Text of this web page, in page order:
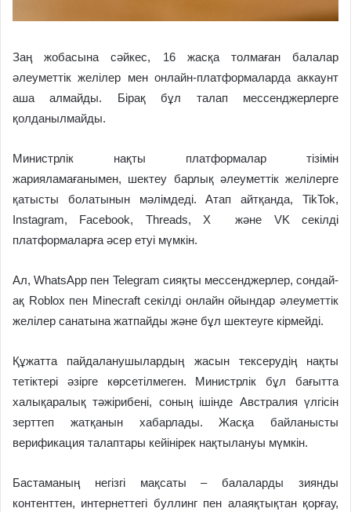
Заң жобасына сәйкес, 16 жасқа толмаған балалар
әлеуметтік желілер мен онлайн-платформаларда аккаунт
аша алмайды. Бірақ бұл талап мессенджерлерге
қолданылмайды.
Министрлік нақты платформалар тізімін
жарияламағанымен, шектеу барлық әлеуметтік желілерге
қатысты болатынын мәлімдеді. Атап айтқанда, TikTok,
Instagram, Facebook, Threads, X және VK секілді
платформаларға әсер етуі мүмкін.
Ал, WhatsApp пен Telegram сияқты мессенджерлер, сондай-
ақ Roblox пен Minecraft секілді онлайн ойындар әлеуметтік
желілер санатына жатпайды және бұл шектеуге кірмейді.
Құжатта пайдаланушылардың жасын тексерудің нақты
тетіктері әзірге көрсетілмеген. Министрлік бұл бағытта
халықаралық тәжірибені, соның ішінде Австралия үлгісін
зерттеп жатқанын хабарлады. Жасқа байланысты
верификация талаптары кейінірек нақтылануы мүмкін.
Бастаманың негізгі мақсаты – балаларды зиянды
контенттен, интернеттегі буллинг пен алаяқтықтан қорғау,